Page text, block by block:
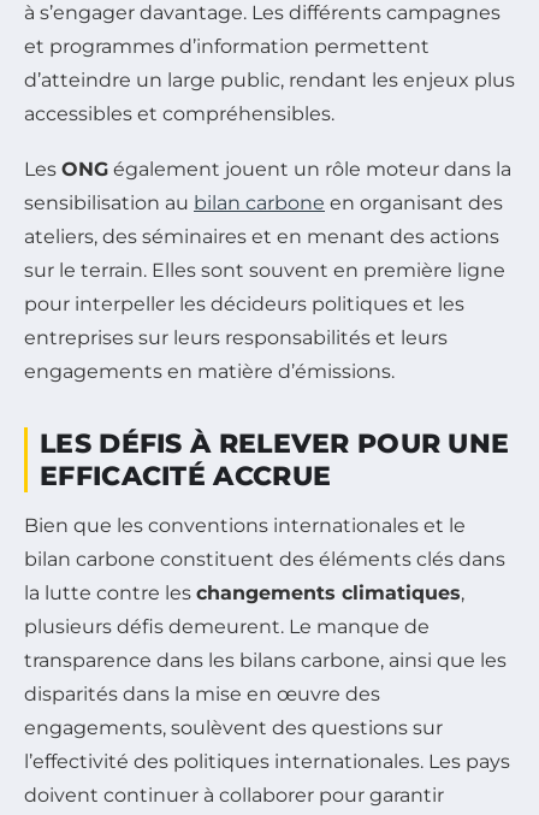
à s’engager davantage. Les différents campagnes
et programmes d’information permettent
d’atteindre un large public, rendant les enjeux plus
accessibles et compréhensibles.
Les ONG également jouent un rôle moteur dans la
sensibilisation au bilan carbone en organisant des
ateliers, des séminaires et en menant des actions
sur le terrain. Elles sont souvent en première ligne
pour interpeller les décideurs politiques et les
entreprises sur leurs responsabilités et leurs
engagements en matière d’émissions.
LES DÉFIS À RELEVER POUR UNE
EFFICACITÉ ACCRUE
Bien que les conventions internationales et le
bilan carbone constituent des éléments clés dans
la lutte contre les changements climatiques,
plusieurs défis demeurent. Le manque de
transparence dans les bilans carbone, ainsi que les
disparités dans la mise en œuvre des
engagements, soulèvent des questions sur
l’effectivité des politiques internationales. Les pays
doivent continuer à collaborer pour garantir